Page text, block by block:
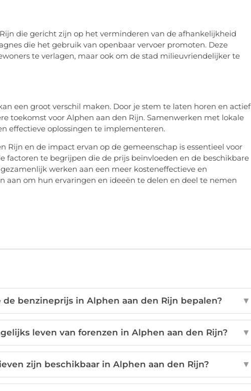
die gericht zijn op het verminderen van de afhankelijkheid
die het gebruik van openbaar vervoer promoten. Deze
te verlagen, maar ook om de stad milieuvriendelijker te
een groot verschil maken. Door je stem te laten horen en actief
toekomst voor Alphen aan den Rijn. Samenwerken met lokale
effectieve oplossingen te implementeren.
Rijn en de impact ervan op de gemeenschap is essentieel voor
factoren te begrijpen die de prijs beïnvloeden en de beschikbare
werken aan een meer kosteneffectieve en
aan om hun ervaringen en ideeën te delen en deel te nemen
benzineprijs in Alphen aan den Rijn bepalen? ▼
leven van forenzen in Alphen aan den Rijn? ▼
zijn beschikbaar in Alphen aan den Rijn? ▼